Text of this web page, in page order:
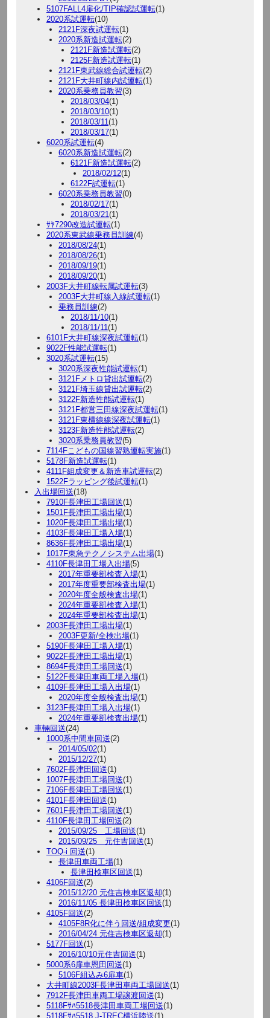
5107FALL4扉化/TIP確認試運転(1)
2020系試運転(10)
2121F深夜試運転(1)
2020系新造試運転(2)
2121F新造試運転(2)
2125F新造試運転(1)
2121F東武線総合試運転(2)
2121F大井町線内試運転(1)
2020系乗務員教習(3)
2018/03/04(1)
2018/03/10(1)
2018/03/11(1)
2018/03/17(1)
6020系試運転(4)
6020系新造試運転(2)
6121F新造試運転(2)
2018/02/12(1)
6122F試運転(1)
6020系乗務員教習(0)
2018/02/17(1)
2018/03/21(1)
ｻﾔ7290改造試運転(1)
2020系東武線乗務員訓練(4)
2018/08/24(1)
2018/08/26(1)
2018/09/19(1)
2018/09/20(1)
2003F大井町線転属試運転(3)
2003F大井町線入線試運転(1)
乗務員訓練(2)
2018/11/10(1)
2018/11/11(1)
6101F大井町線深夜試運転(1)
9022F性能試運転(1)
3020系試運転(15)
3020系深夜性能試運転(1)
3121Fメトロ貸出試運転(2)
3121F埼玉線貸出試運転(2)
3122F新造性能試運転(1)
3121F都営三田線深夜試運転(1)
3121F東横線線深夜試運転(1)
3123F新造性能試運転(2)
3020系乗務員教習(5)
7114Fこどもの国線習熟運転実施(1)
5178F新造試運転(1)
4111F組成変更＆新造車試運転(2)
1522Fラッピング後試運転(1)
入出場回送(18)
7910F長津田工場回送(1)
1501F長津田工場出場(1)
1020F長津田工場出場(1)
4103F長津田工場入場(1)
8636F長津田工場出場(1)
1017F東急テクノシステム出場(1)
4110F長津田工場入出場(5)
2017年重要部検査入場(1)
2017年度重要部検査出場(1)
2020年度全般検査出場(1)
2024年重要部検査入場(1)
2024年重要部検査出場(1)
2003F長津田工場出場(1)
2003F更新/全検出場(1)
5190F長津田工場入場(1)
9022F長津田工場出場(1)
8694F長津田工場回送(1)
5122F長津田車両工場入場(1)
4109F長津田工場入出場(1)
2020年度全般検査出場(1)
3123F長津田工場入出場(1)
2024年重要部検査出場(1)
車輛回送(24)
1000系中間車回送(2)
2014/05/02(1)
2015/12/27(1)
7602F長津田回送(1)
1007F長津田工場回送(1)
7106F長津田工場回送(1)
4101F長津田回送(1)
7601F長津田工場回送(1)
4110F長津田工場回送(2)
2015/09/25 工場回送(1)
2015/09/25 元住吉回送(1)
TOQ-i 回送(1)
長津田車両工場(1)
長津田検車区回送(1)
4106F回送(2)
2015/12/20 元住吉検車区返却(1)
2016/11/05 長津田検車区回送(1)
4105F回送(2)
4105F8R化に伴う回送/組成変更(1)
2016/04/24 元住吉検車区返却(1)
5177F回送(1)
2016/10/10元住吉回送(1)
5000系6扉車恩田回送(1)
5106F組込み6扉車(1)
大井町線2003F長津田車両工場回送(1)
7912F長津田車両工場譲渡回送(1)
5118Fｻﾊ5518長津田車両工場回送(1)
5118Fｻﾊ5518 J-TREC横浜陸送(1)